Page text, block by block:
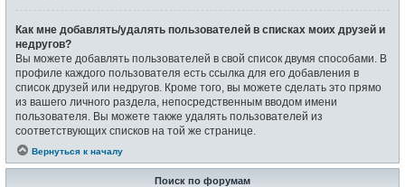
Как мне добавлять/удалять пользователей в списках моих друзей и
недругов?
Вы можете добавлять пользователей в свой список двумя способами. В
профиле каждого пользователя есть ссылка для его добавления в
список друзей или недругов. Кроме того, вы можете сделать это прямо
из вашего личного раздела, непосредственным вводом имени
пользователя. Вы можете также удалять пользователей из
соответствующих списков на той же странице.
Вернуться к началу
Поиск по форумам